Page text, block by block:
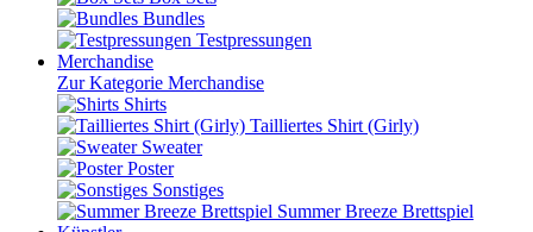
Bundles
Testpressungen
Merchandise
Zur Kategorie Merchandise
Shirts
Tailliertes Shirt (Girly)
Sweater
Poster
Sonstiges
Summer Breeze Brettspiel